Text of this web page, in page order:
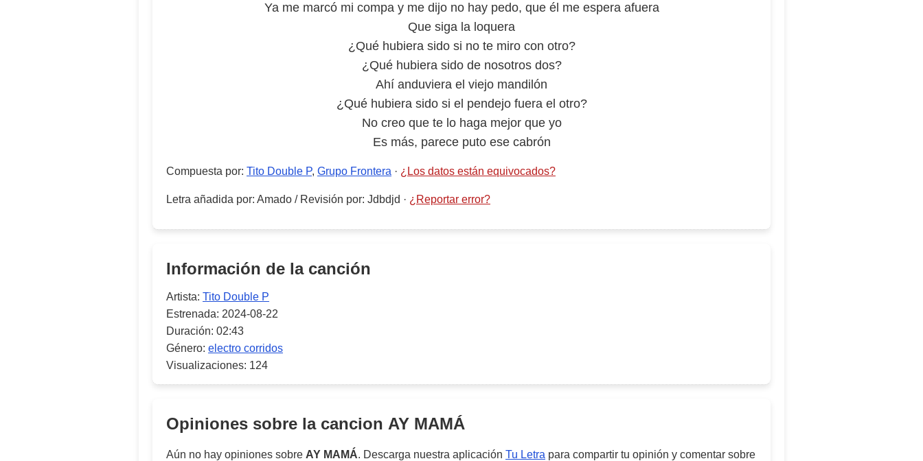
Ya me marcó mi compa y me dijo no hay pedo, que él me espera afuera
Que siga la loquera
¿Qué hubiera sido si no te miro con otro?
¿Qué hubiera sido de nosotros dos?
Ahí anduviera el viejo mandilón
¿Qué hubiera sido si el pendejo fuera el otro?
No creo que te lo haga mejor que yo
Es más, parece puto ese cabrón
Compuesta por: Tito Double P, Grupo Frontera · ¿Los datos están equivocados?
Letra añadida por: Amado / Revisión por: Jdbdjd · ¿Reportar error?
Información de la canción
Artista: Tito Double P
Estrenada: 2024-08-22
Duración: 02:43
Género: electro corridos
Visualizaciones: 124
Opiniones sobre la cancion AY MAMÁ
Aún no hay opiniones sobre AY MAMÁ. Descarga nuestra aplicación Tu Letra para compartir tu opinión y comentar sobre